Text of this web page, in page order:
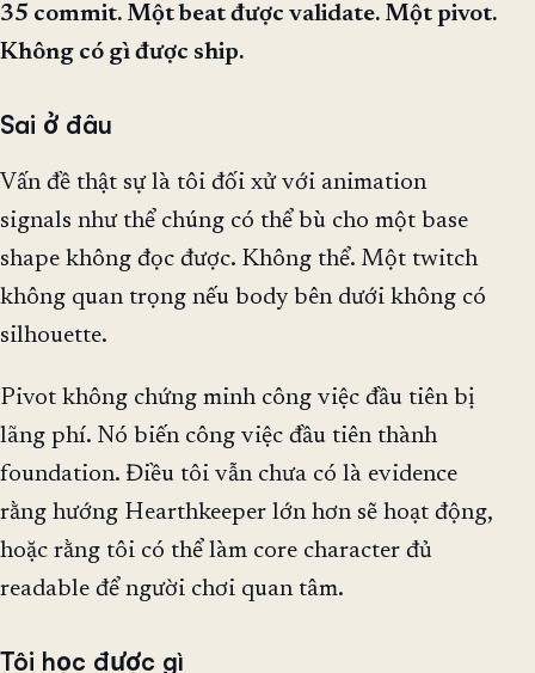
35 commit. Một beat được validate. Một pivot.
Không có gì được ship.
Sai ở đâu
Vấn đề thật sự là tôi đối xử với animation
signals như thể chúng có thể bù cho một base
shape không đọc được. Không thể. Một twitch
không quan trọng nếu body bên dưới không có
silhouette.
Pivot không chứng minh công việc đầu tiên bị
lãng phí. Nó biến công việc đầu tiên thành
foundation. Điều tôi vẫn chưa có là evidence
rằng hướng Hearthkeeper lớn hơn sẽ hoạt động,
hoặc rằng tôi có thể làm core character đủ
readable để người chơi quan tâm.
Tôi học được gì